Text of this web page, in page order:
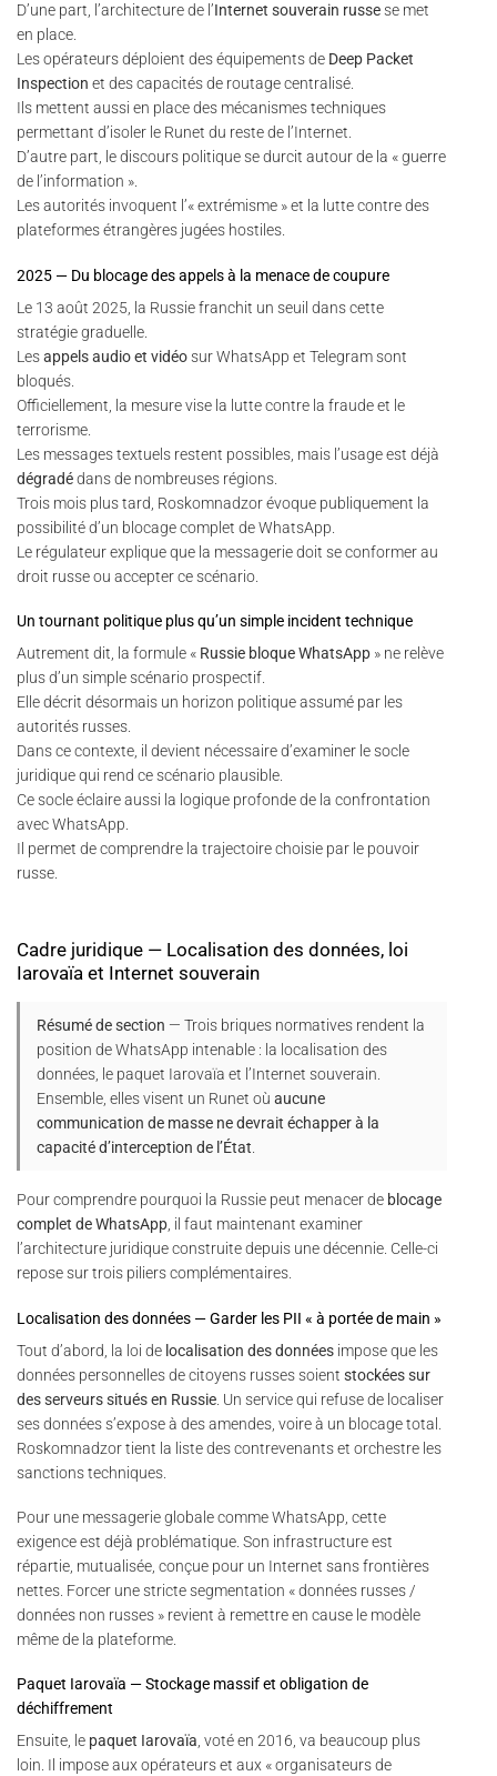
D’une part, l’architecture de l’Internet souverain russese met
en place.
Les opérateurs déploient des équipements de Deep Packet
Inspection et des capacités de routage centralisé.
Ils mettent aussi en place des mécanismes techniques
permettant d’isoler le Runet du reste de l’Internet.
D’autre part, le discours politique se durcit autour de la « guerre
de l’information ».
Les autorités invoquent l’« extrémisme » et la lutte contre des
plateformes étrangères jugées hostiles.
2025 — Du blocage des appels à la menace de coupure
Le 13 août 2025, la Russie franchit un seuil dans cette
stratégie graduelle.
Lesappels audio et vidéosur WhatsApp et Telegram sont
bloqués.
Officiellement, la mesure vise la lutte contre la fraude et le
terrorisme.
Les messages textuels restent possibles, mais l’usage est déjà
dégradédans de nombreuses régions.
Trois mois plus tard, Roskomnadzor évoque publiquement la
possibilité d’un blocage complet de WhatsApp.
Le régulateur explique que la messagerie doit se conformer au
droit russe ou accepter ce scénario.
Un tournant politique plus qu’un simple incident technique
Autrement dit, la formule « Russie bloque WhatsApp » ne relève
plus d’un simple scénario prospectif.
Elle décrit désormais un horizon politique assumé par les
autorités russes.
Dans ce contexte, il devient nécessaire d’examiner le socle
juridique qui rend ce scénario plausible.
Ce socle éclaire aussi la logique profonde de la confrontation
avec WhatsApp.
Il permet de comprendre la trajectoire choisie par le pouvoir
russe.
Cadre juridique — Localisation des données, loi
Iarovaïa et Internet souverain
Résumé de section — Trois briques normatives rendent la
position de WhatsApp intenable : la localisation des
données, le paquet Iarovaïa et l’Internet souverain.
Ensemble, elles visent un Runet où aucune
communication de masse ne devrait échapper à la
capacité d’interception de l’État.
Pour comprendre pourquoi la Russie peut menacer de blocage
complet de WhatsApp, il faut maintenant examiner
l’architecture juridique construite depuis une décennie. Celle-ci
repose sur trois piliers complémentaires.
Localisation des données — Garder les PII « à portée de main »
Tout d’abord, la loi de localisation des données impose que les
données personnelles de citoyens russes soient stockées sur
des serveurs situés en Russie . Un service qui refuse de localiser
ses données s’expose à des amendes, voire à un blocage total.
Roskomnadzor tient la liste des contrevenants et orchestre les
sanctions techniques.
Pour une messagerie globale comme WhatsApp, cette
exigence est déjà problématique. Son infrastructure est
répartie, mutualisée, conçue pour un Internet sans frontières
nettes. Forcer une stricte segmentation « données russes /
données non russes » revient à remettre en cause le modèle
même de la plateforme.
Paquet Iarovaïa — Stockage massif et obligation de
déchiffrement
Ensuite, le paquet Iarovaïa, voté en 2016, va beaucoup plus
loin. Il impose aux opérateurs et aux « organisateurs de